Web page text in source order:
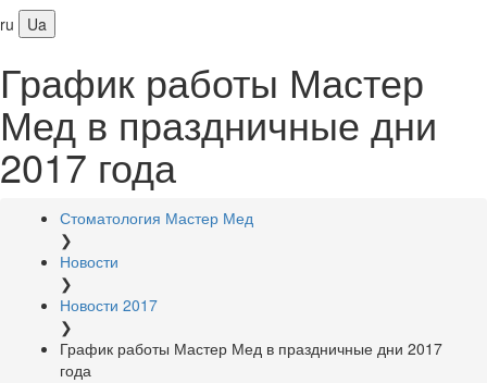
ru
Ua
График работы Мастер
Мед в праздничные дни
2017 года
Стоматология Мастер Мед
❯
Новости
❯
Новости 2017
❯
График работы Мастер Мед в праздничные дни 2017
года